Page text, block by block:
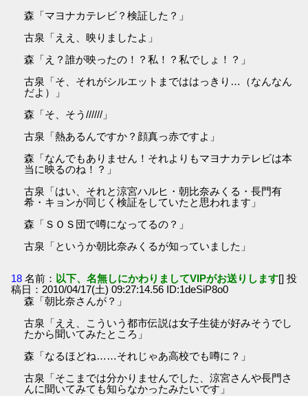
森「マヨナカテレビ？検証した？」
古泉「ええ、映りましたよ」
森「え？誰が映ったの！？私！？私でしょ！？」
古泉「そ、それがシルエットまでははっきり…（なんなん
だよ）」
森「そ、そう//////」
古泉「熱あるんですか？顔真っ赤ですよ」
森「なんでもありません！それよりもマヨナカテレビは本
当に映るのね！？」
古泉「はい、それと涼宮ハルヒ・朝比奈みくる・長門有
希・キョンが同じく検証をしていたと思われます」
森「ＳＯＳ団で噂になってるの？」
古泉「というか朝比奈みくるが知っていました」
18 名前： 以下、名無しにかわりましてVIPがお送りします[] 投
稿日：2010/04/17(土) 09:27:14.56 ID:1deSiP8o0
森「朝比奈さんが？」
古泉「ええ、こういう都市伝説は女子生徒が好みそうでし
たから聞いてみたところ」
森「なるほどね……それじゃあ高校でも噂に？」
古泉「そこまでは分かりませんでした、涼宮さんや長門さ
んに聞いてみても知らなかったみたいです」